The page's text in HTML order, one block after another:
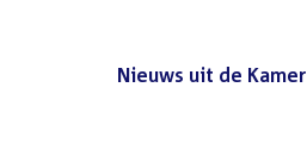
Nieuws uit de Kamer